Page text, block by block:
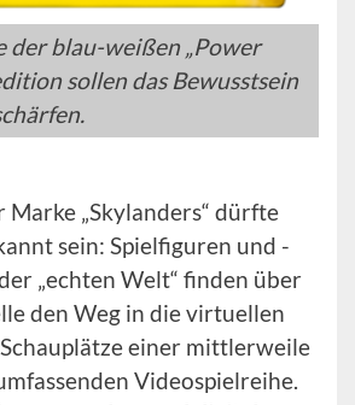
der blau-weißen „Power
sollen das Bewusstsein
Marke „Skylanders“ dürfte
sein: Spielfiguren und -
„echten Welt“ finden über
den Weg in die virtuellen
einer mittlerweile
Videospielreihe.